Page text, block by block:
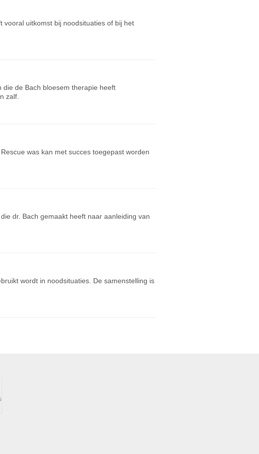
vooral uitkomst bij noodsituaties of bij het
die de Bach bloesem therapie heeft
zalf.
was kan met succes toegepast worden
dr. Bach gemaakt heeft naar aanleiding van
wordt in noodsituaties. De samenstelling is